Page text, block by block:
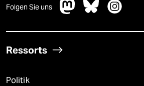
Folgen Sie uns
Ressorts
Politik